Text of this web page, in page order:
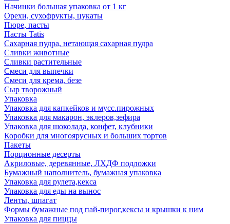
Начинки большая упаковка от 1 кг
Орехи, сухофрукты, цукаты
Пюре, пасты
Пасты Tatis
Сахарная пудра, нетающая сахарная пудра
Сливки животные
Сливки растительные
Смеси для выпечки
Смеси для крема, безе
Сыр творожный
Упаковка
Упаковка для капкейков и мусс.пирожных
Упаковка для макарон, эклеров,зефира
Упаковка для шоколада, конфет, клубники
Коробки для многоярусных и больших тортов
Пакеты
Порционные десерты
Акриловые, деревянные, ЛХДФ подложки
Бумажный наполнитель, бумажная упаковка
Упаковка для рулета,кекса
Упаковка для еды на вынос
Ленты, шпагат
Формы бумажные под пай-пирог,кексы и крышки к ним
Упаковка для пиццы